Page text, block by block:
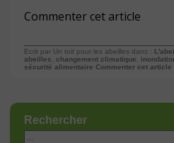
Commenter cet article
Ecrit par Un toit pour les abeilles dans :
abeilles
changement climatique
sécurité alimentaire Commenter cet article
Rechercher